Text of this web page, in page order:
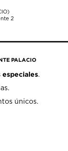
2
PALACIO
especiales.
únicos.